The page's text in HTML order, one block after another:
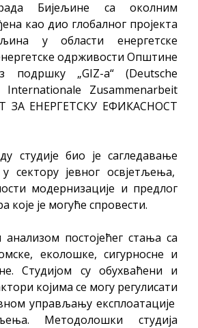
Бијељине са околним
као дио глобалног пројекта
у области енергетске
одрживости Општине
подршку „GIZ-a“ (Deutsche
Zusammenarbeit
ЗА ЕНЕРГЕТСКУ ЕФИКАСНОСТ
студије био је сагледавање
сектору јевног освјетљења,
модернизације и предлог
које је могуће спровести.
анализом постојећег стања са
еколошке, сигурносне и
Студијом су обухваћени и
којима се могу регулисати
управљању експлоатације
Методолошки студија